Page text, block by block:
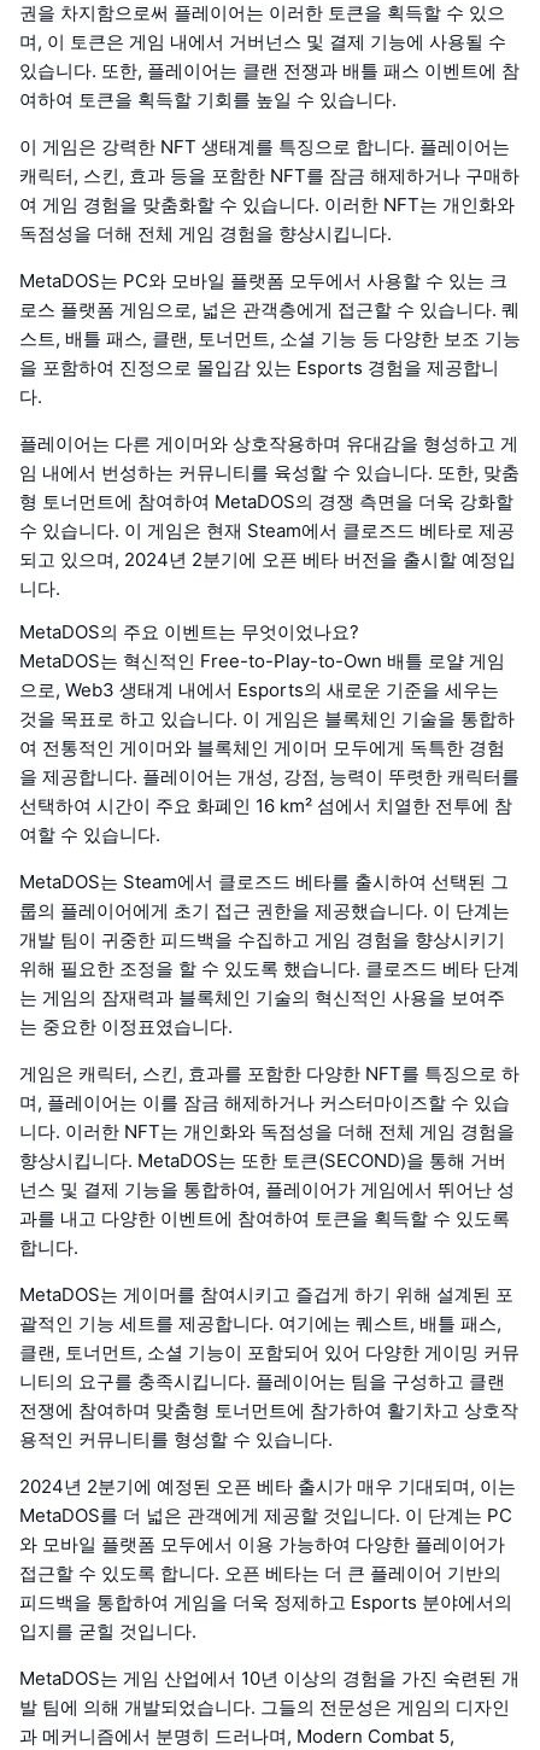
권을 차지함으로써 플레이어는 이러한 토큰을 획득할 수 있으
며, 이 토큰은 게임 내에서 거버넌스 및 결제 기능에 사용될 수
있습니다. 또한, 플레이어는 클랜 전쟁과 배틀 패스 이벤트에 참
여하여 토큰을 획득할 기회를 높일 수 있습니다.
이 게임은 강력한 NFT 생태계를 특징으로 합니다. 플레이어는
캐릭터, 스킨, 효과 등을 포함한 NFT를 잠금 해제하거나 구매하
여 게임 경험을 맞춤화할 수 있습니다. 이러한 NFT는 개인화와
독점성을 더해 전체 게임 경험을 향상시킵니다.
MetaDOS는 PC와 모바일 플랫폼 모두에서 사용할 수 있는 크
로스 플랫폼 게임으로, 넓은 관객층에게 접근할 수 있습니다. 퀘
스트, 배틀 패스, 클랜, 토너먼트, 소셜 기능 등 다양한 보조 기능
을 포함하여 진정으로 몰입감 있는 Esports 경험을 제공합니
다.
플레이어는 다른 게이머와 상호작용하며 유대감을 형성하고 게
임 내에서 번성하는 커뮤니티를 육성할 수 있습니다. 또한, 맞춤
형 토너먼트에 참여하여 MetaDOS의 경쟁 측면을 더욱 강화할
수 있습니다. 이 게임은 현재 Steam에서 클로즈드 베타로 제공
되고 있으며, 2024년 2분기에 오픈 베타 버전을 출시할 예정입
니다.
MetaDOS의 주요 이벤트는 무엇이었나요?
MetaDOS는 혁신적인 Free-to-Play-to-Own 배틀 로얄 게임
으로, Web3 생태계 내에서 Esports의 새로운 기준을 세우는
것을 목표로 하고 있습니다. 이 게임은 블록체인 기술을 통합하
여 전통적인 게이머와 블록체인 게이머 모두에게 독특한 경험
을 제공합니다. 플레이어는 개성, 강점, 능력이 뚜렷한 캐릭터를
선택하여 시간이 주요 화폐인 16 km² 섬에서 치열한 전투에 참
여할 수 있습니다.
MetaDOS는 Steam에서 클로즈드 베타를 출시하여 선택된 그
룹의 플레이어에게 초기 접근 권한을 제공했습니다. 이 단계는
개발 팀이 귀중한 피드백을 수집하고 게임 경험을 향상시키기
위해 필요한 조정을 할 수 있도록 했습니다. 클로즈드 베타 단계
는 게임의 잠재력과 블록체인 기술의 혁신적인 사용을 보여주
는 중요한 이정표였습니다.
게임은 캐릭터, 스킨, 효과를 포함한 다양한 NFT를 특징으로 하
며, 플레이어는 이를 잠금 해제하거나 커스터마이즈할 수 있습
니다. 이러한 NFT는 개인화와 독점성을 더해 전체 게임 경험을
향상시킵니다. MetaDOS는 또한 토큰(SECOND)을 통해 거버
넌스 및 결제 기능을 통합하여, 플레이어가 게임에서 뛰어난 성
과를 내고 다양한 이벤트에 참여하여 토큰을 획득할 수 있도록
합니다.
MetaDOS는 게이머를 참여시키고 즐겁게 하기 위해 설계된 포
괄적인 기능 세트를 제공합니다. 여기에는 퀘스트, 배틀 패스,
클랜, 토너먼트, 소셜 기능이 포함되어 있어 다양한 게이밍 커뮤
니티의 요구를 충족시킵니다. 플레이어는 팀을 구성하고 클랜
전쟁에 참여하며 맞춤형 토너먼트에 참가하여 활기차고 상호작
용적인 커뮤니티를 형성할 수 있습니다.
2024년 2분기에 예정된 오픈 베타 출시가 매우 기대되며, 이는
MetaDOS를 더 넓은 관객에게 제공할 것입니다. 이 단계는 PC
와 모바일 플랫폼 모두에서 이용 가능하여 다양한 플레이어가
접근할 수 있도록 합니다. 오픈 베타는 더 큰 플레이어 기반의
피드백을 통합하여 게임을 더욱 정제하고 Esports 분야에서의
입지를 굳힐 것입니다.
MetaDOS는 게임 산업에서 10년 이상의 경험을 가진 숙련된 개
발 팀에 의해 개발되었습니다. 그들의 전문성은 게임의 디자인
과 메커니즘에서 분명히 드러나며, Modern Combat 5,